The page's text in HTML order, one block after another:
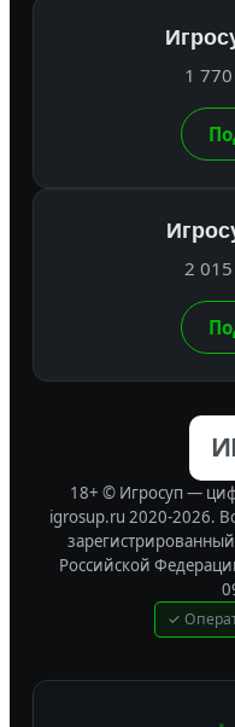
1
2
18+ © Игросуп —
igrosup.ru 2020-2026.
Российской
✓